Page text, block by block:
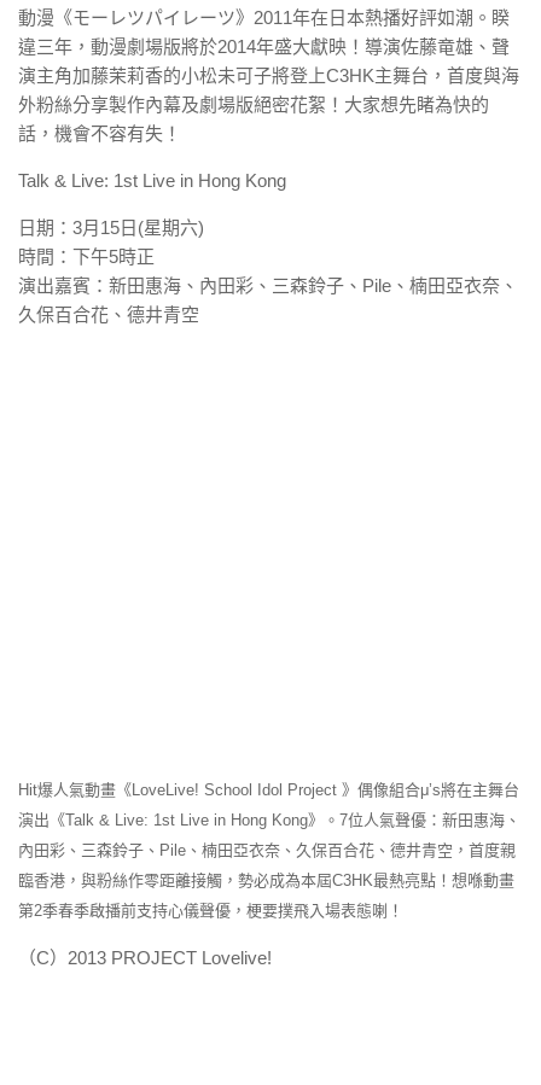
動漫《モーレツパイレーツ》2011年在日本熱播好評如潮。睽
違三年，動漫劇場版將於2014年盛大獻映！導演佐藤竜雄、聲
演主角加藤茉莉香的小松未可子將登上C3HK主舞台，首度與海
外粉絲分享製作內幕及劇場版絕密花絮！大家想先睹為快的
話，機會不容有失！
Talk & Live: 1st Live in Hong Kong
日期：3月15日(星期六)
時間：下午5時正
演出嘉賓：新田惠海、內田彩、三森鈴子、Pile、楠田亞衣奈、
久保百合花、德井青空
Hit爆人氣動畫《LoveLive! School Idol Project 》偶像組合μ’s將在主舞台
演出《Talk & Live: 1st Live in Hong Kong》。7位人氣聲優：新田惠海、
內田彩、三森鈴子、Pil e、楠田亞衣奈、久保百合花、德井青空，首度親
臨香港，與粉絲作零距離接觸，勢必成為本屆C3HK最熱亮點！想喺動畫
第2季春季啟播前支持心儀聲優，梗要撲飛入場表態喇！
（C）2013 PROJECT Lovelive!